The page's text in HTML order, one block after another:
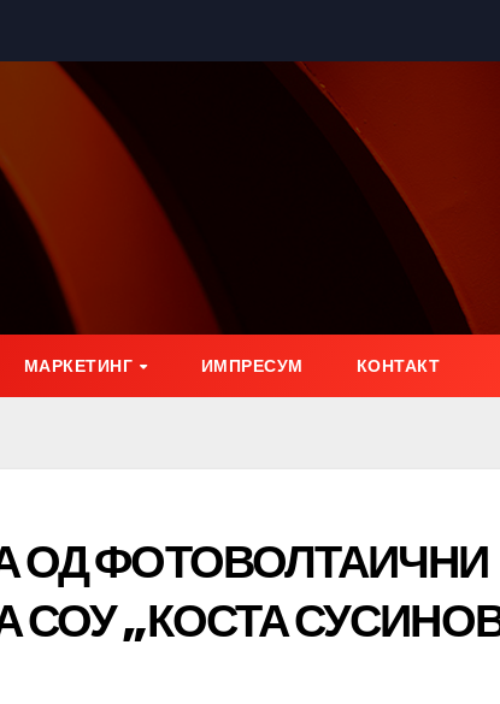
МАРКЕТИНГ ИМПРЕСУМ КОНТАКТ
ОД ФОТОВОЛТАИЧНИ
СОУ „КОСТА